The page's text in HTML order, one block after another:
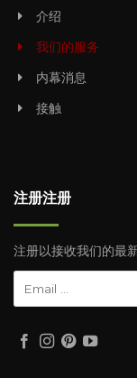
介绍
我们的服务
内幕消息
接触
注册注册
注册以接收我们的最新